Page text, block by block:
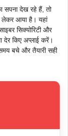
सपना देख रहे हैं, तो
लेकर आया है। यहां
सिक्योरिटी और
किए अप्लाई करें।
बचे और तैयारी सही